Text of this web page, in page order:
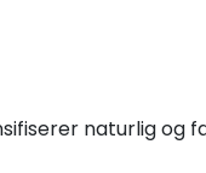
naturlig og